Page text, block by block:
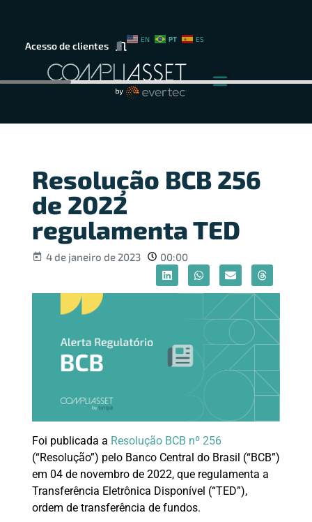
Acesso de clientes
EN PT ES
Resolução BCB 256
de 2022
regulamenta TED
4 de janeiro de 2023 00:00
Foi publicada a Resolução BCB nº 256
(“Resolução”) pelo Banco Central do Brasil (“BCB”)
em 04 de novembro de 2022, que regulamenta a
Transferência Eletrônica Disponível (“TED”),
ordem de transferência de fundos.